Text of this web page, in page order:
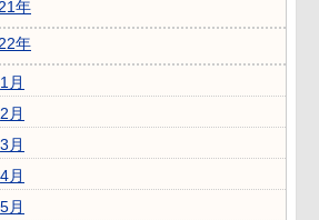
年
年
1月
2月
3月
4月
5月